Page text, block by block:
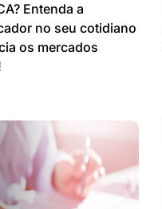
Entenda a
no seu cotidiano
os mercados